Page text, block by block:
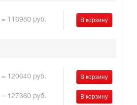
= 116980 руб.
= 120640 руб.
= 127360 руб.